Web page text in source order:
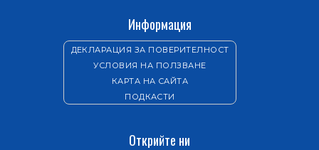
Информация
ДЕКЛАРАЦИЯ ЗА ПОВЕРИТЕЛНОСТ
УСЛОВИЯ НА ПОЛЗВАНЕ
КАРТА НА САЙТА
ПОДКАСТИ
Открийте ни